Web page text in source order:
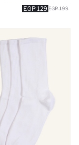
129 EGP 199 EGP